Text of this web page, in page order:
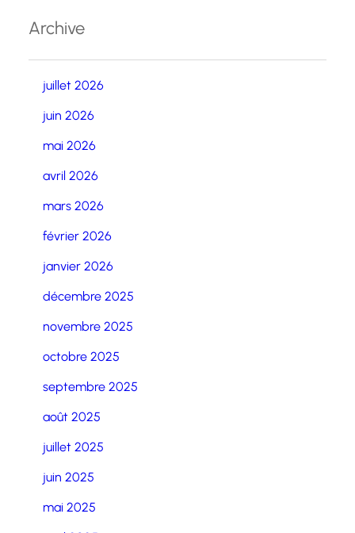
Archive
juillet 2026
juin 2026
mai 2026
avril 2026
mars 2026
février 2026
janvier 2026
décembre 2025
novembre 2025
octobre 2025
septembre 2025
août 2025
juillet 2025
juin 2025
mai 2025